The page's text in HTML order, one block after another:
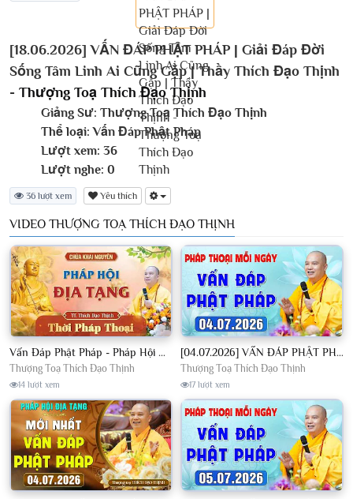
[18.06.2026] VẤN ĐÁP PHẬT PHÁP | Giải Đáp Đời
Sống Tâm Linh Ai Cũng Gặp | Thầy Thích Đạo Thịnh
- Thượng Toạ Thích Đạo Thịnh
Giảng Sư: Thượng Toạ Thích Đạo Thịnh
Thể loại: Vấn Đáp Phật Pháp
Lượt xem: 36
Lượt nghe: 0
36 lượt xem Yêu thích
VIDEO THƯỢNG TOẠ THÍCH ĐẠO THỊNH
Vấn Đáp Phật Pháp - Pháp Hội Địa Tạng Ngày 01/08/2026│TT. Thích Đạo Thịnh
Thượng Toạ Thích Đạo Thịnh
14 lượt xem
[04.07.2026] VẤN ĐÁP PHẬT PHÁP - Nghe Thầy giảng Pháp mỗi ngày CÔNG ĐỨC VÔ LƯỢNG│TT. Thích Đạo Thịnh
Thượng Toạ Thích Đạo Thịnh
17 lượt xem